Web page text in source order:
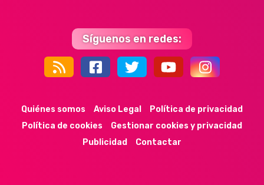
Síguenos en redes:
Quiénes somos Aviso Legal
Política de privacidad
Política de cookies
Gestionar cookies y privacidad
Publicidad
Contactar